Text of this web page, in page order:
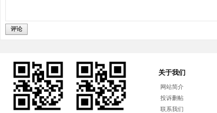
评论
关于我们
网站简介
投诉删帖
联系我们